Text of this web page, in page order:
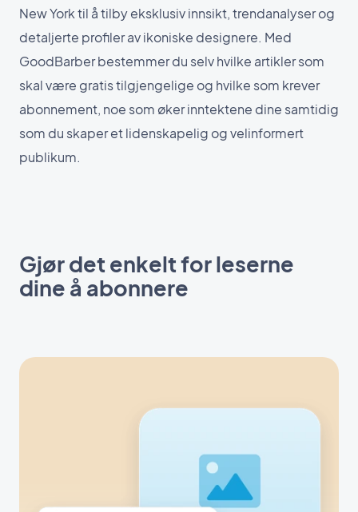
New York til å tilby eksklusiv innsikt, trendanalyser og
detaljerte profiler av ikoniske designere. Med
GoodBarber bestemmer du selv hvilke artikler som
skal være gratis tilgjengelige og hvilke som krever
abonnement, noe som øker inntektene dine samtidig
som du skaper et lidenskapelig og velinformert
publikum.
Gjør det enkelt for leserne
dine å abonnere